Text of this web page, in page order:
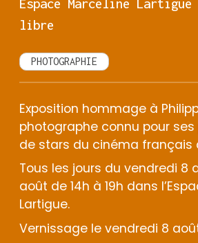
Espace Marceline
libre
PHOTOGRAPHIE
Exposition hommage à
photographe connu pour
de stars du cinéma français
Tous les jours du vendredi 8
août de 14h à 19h dans
Lartigue.
Vernissage le vendredi 8